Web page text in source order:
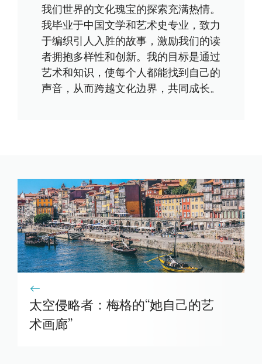
我们世界的文化瑰宝的探索充满热情。
我毕业于中国文学和艺术史专业，致力
于编织引人入胜的故事，激励我们的读
者拥抱多样性和创新。我的目标是通过
艺术和知识，使每个人都能找到自己的
声音，从而跨越文化边界，共同成长。
太空侵略者：梅格的“她自己的艺
术画廊”